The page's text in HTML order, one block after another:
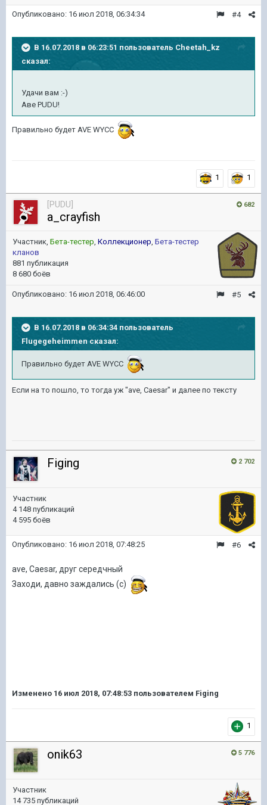
#4
Опубликовано: 16 июл 2018, 06:34:34
В 16.07.2018 в 06:23:51 пользователь Cheetah_kz
сказал:
Удачи вам :-)
Аве PUDU!
Правильно будет AVE WYCC
1 1
682
[PUDU]
a_crayfish
Участник, Бета-тестер, Коллекционер, Бета-тестер
кланов
881 публикация
8 680 боёв
#5
Опубликовано: 16 июл 2018, 06:46:00
В 16.07.2018 в 06:34:34 пользователь
Flugegeheimmenсказал:
Правильно будет AVE WYCC
Если на то пошло, то тогда уж "ave, Caesar" и далее по тексту
2 702
Figing
Участник
4 148 публикаций
4 595 боёв
#6
Опубликовано: 16 июл 2018, 07:48:25
ave, Caesar, друг середчный
Заходи, давно заждались (с)
Изменено 16 июл 2018, 07:48:53 пользователем Figing
1
5 776
onik63
Участник
14 735 публикаций